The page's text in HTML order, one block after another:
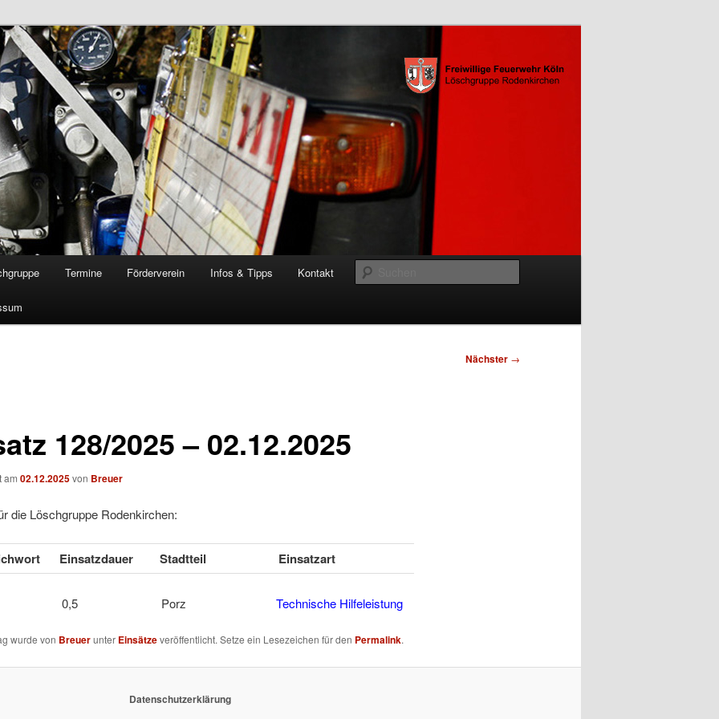
Rodenkirchen
Termine Förderverein Infos & Tipps Kontakt
Nächster →
128/2025 – 02.12.2025
am 02.12.2025von Breuer
die Löschgruppe Rodenkirchen:
Einsatzdauer Stadtteil Einsatzart
0,5 Porz Technische Hilfeleistung
wurde von Breuerunter Einsätzeveröffentlicht. Setze ein Lesezeichen für den Permalink.
Datenschutzerklärung